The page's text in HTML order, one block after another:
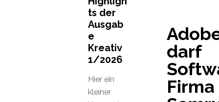
darf
Firma
ts der
Ausgab
e
Kreativ
1/2026
Hier ein
kleiner